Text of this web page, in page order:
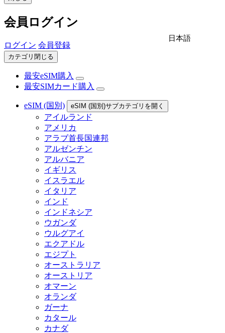
会員ログイン
ログイン 会員登録
日本語
カテゴリ閉じる
最安eSIM購入
最安SIMカード購入
eSIM (国別) eSIM (国別)サブカテゴリを開く
アイルランド
アメリカ
アラブ首長国連邦
アルゼンチン
アルバニア
イギリス
イスラエル
イタリア
インド
インドネシア
ウガンダ
ウルグアイ
エクアドル
エジプト
オーストラリア
オーストリア
オマーン
オランダ
ガーナ
カタール
カナダ